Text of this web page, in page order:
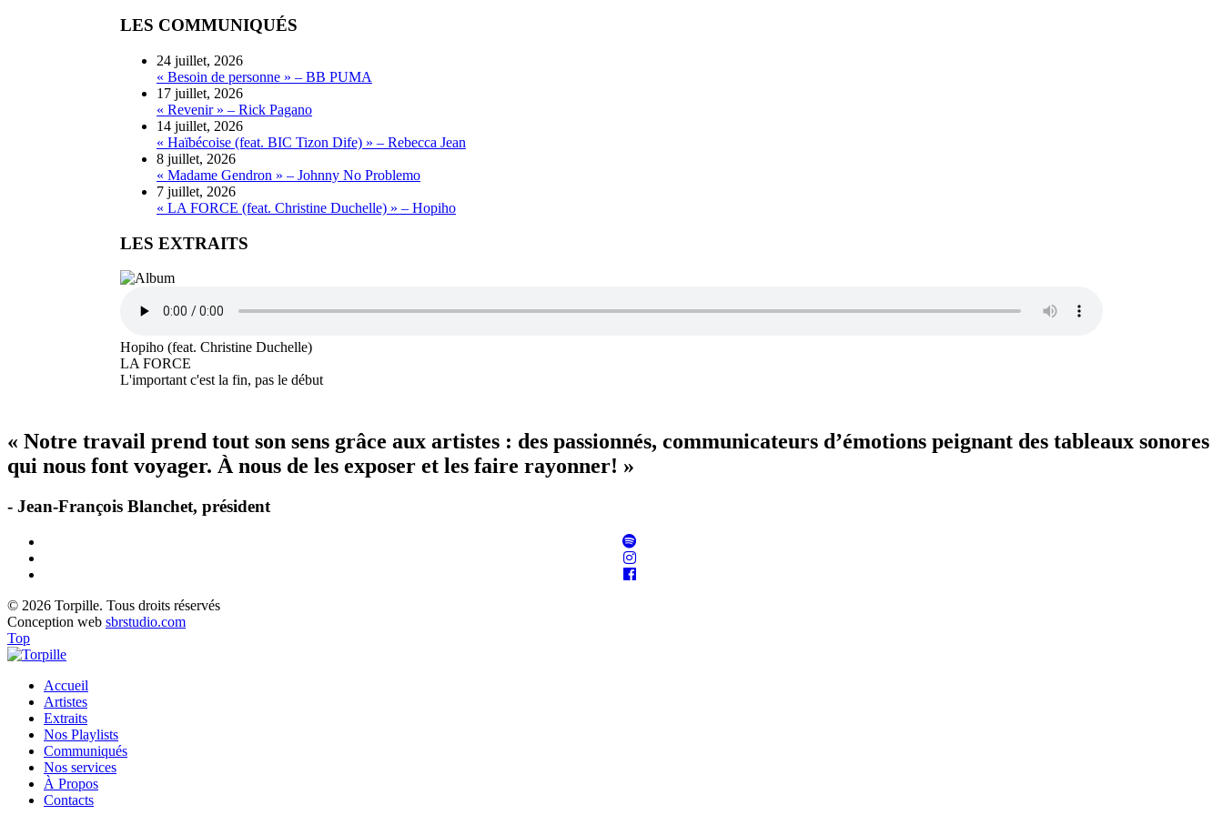
LES COMMUNIQUÉS
24 juillet, 2026
« Besoin de personne » – BB PUMA
17 juillet, 2026
« Revenir » – Rick Pagano
14 juillet, 2026
« Haïbécoise (feat. BIC Tizon Dife) » – Rebecca Jean
8 juillet, 2026
« Madame Gendron » – Johnny No Problemo
7 juillet, 2026
« LA FORCE (feat. Christine Duchelle) » – Hopiho
LES EXTRAITS
Hopiho (feat. Christine Duchelle)
LA FORCE
L'important c'est la fin, pas le début
« Notre travail prend tout son sens grâce aux artistes : des passionnés, communicateurs d’émotions peignant des tableaux sonores
qui nous font voyager. À nous de les exposer et les faire rayonner! »
- Jean-François Blanchet, président
© 2026 Torpille. Tous droits réservés
Conception web sbrstudio.com
Top
Accueil
Artistes
Extraits
Nos Playlists
Communiqués
Nos services
À Propos
Contacts